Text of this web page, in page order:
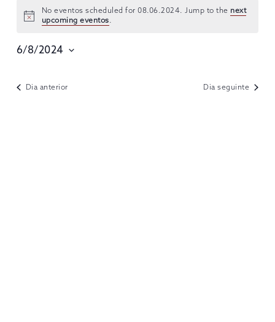
No eventos scheduled for 08.06.2024. Jump to the next
upcoming eventos.
EVENTOS
SEARCH
VIEWS
6/8/2024
Dia anterior Dia seguinte